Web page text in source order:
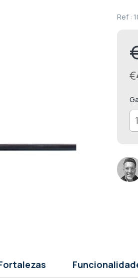
Ref :
€